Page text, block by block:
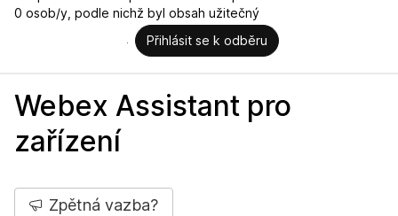
0 osob/y, podle nichž byl obsah užitečný
Přihlásit se k odběru
Webex Assistant pro
zařízení
Zpětná vazba?